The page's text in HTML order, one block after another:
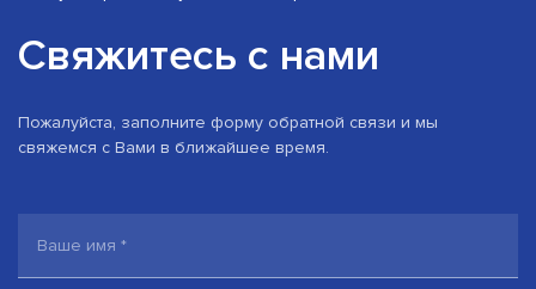
Свяжитесь с нами
Пожалуйста, заполните форму обратной связи и мы
свяжемся с Вами в ближайшее время.
Ваше имя *